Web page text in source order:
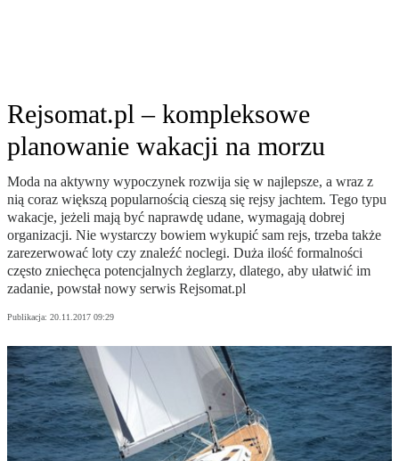
Rejsomat.pl – kompleksowe
planowanie wakacji na morzu
Moda na aktywny wypoczynek rozwija się w najlepsze, a wraz z
nią coraz większą popularnością cieszą się rejsy jachtem. Tego typu
wakacje, jeżeli mają być naprawdę udane, wymagają dobrej
organizacji. Nie wystarczy bowiem wykupić sam rejs, trzeba także
zarezerwować loty czy znaleźć noclegi. Duża ilość formalności
często zniechęca potencjalnych żeglarzy, dlatego, aby ułatwić im
zadanie, powstał nowy serwis Rejsomat.pl
Publikacja: 20.11.2017 09:29